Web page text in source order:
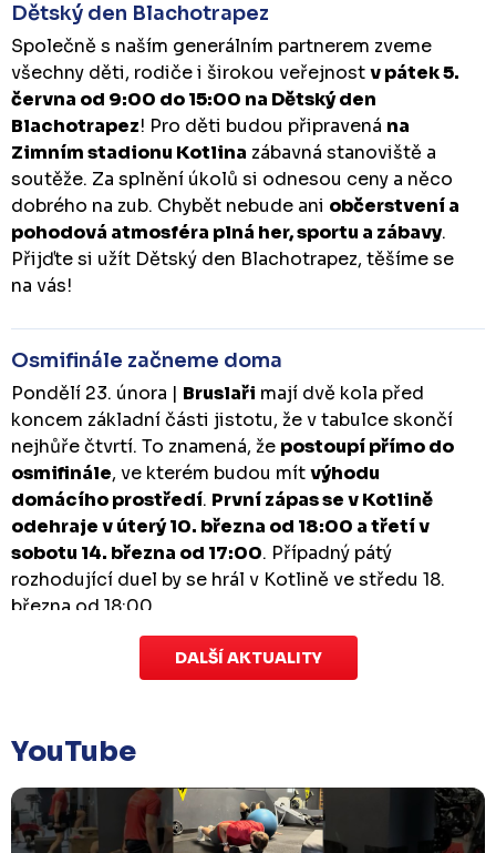
Dětský den Blachotrapez
Společně s naším generálním partnerem zveme
všechny děti, rodiče i širokou veřejnostv pátek 5.
června od 9:00 do 15:00 na Dětský den
Blachotrapez! Pro děti budou připravená na
Zimním stadionu Kotlina zábavná stanoviště a
soutěže. Za splnění úkolů si odnesou ceny a něco
dobrého na zub. Chybět nebude ani občerstvení a
pohodová atmosféra plná her, sportu a zábavy.
Přijďte si užít Dětský den Blachotrapez, těšíme se
na vás!
Osmifinále začneme doma
Pondělí 23. února | Bruslaři mají dvě kola před
koncem základní části jistotu, že v tabulce skončí
nejhůře čtvrtí. To znamená, že postoupí přímo do
osmifinále, ve kterém budou mítvýhodu
domácího prostředí. První zápas se v Kotlině
odehraje v úterý 10. března od 18:00 a třetí v
sobotu 14. března od 17:00. Případný pátý
rozhodující duel by se hrál v Kotlině ve středu 18.
března od 18:00.
Zápas dorostu je odložen
které se mělo odehrát v pátek 30. ledna ve 14:15,
odloženo!Odehraje se v náhradním termínu, o
kterém se bude jednat.
DALŠÍ AKTUALITY
YouTube